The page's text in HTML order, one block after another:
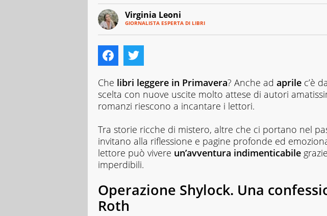
Virginia Leoni
GIORNALISTA ESPERTA DI LIBRI
MAIL
per
un
e
appassionata
di
libri,
trasformato
l'amore
per
le
parole
per
la
lettura
Che libri leggere in Primavera? Anche ad aprile c’è
scelta con nuove uscite molto attese di autori
romanzi riescono a incantare i lettori.
Tra storie ricche di mistero, altre che ci portano nel
invitano alla riflessione e pagine profonde ed
lettore può vivere un’avventura indimenticabile
imperdibili.
Operazione Shylock. Una
Roth